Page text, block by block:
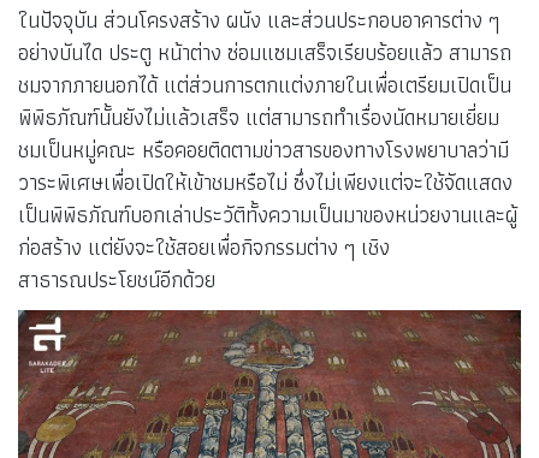
ในปัจจุบัน ส่วนโครงสร้าง ผนัง และส่วนประกอบอาคารต่าง ๆ
อย่างบันได ประตู หน้าต่าง ซ่อมแซมเสร็จเรียบร้อยแล้ว สามารถ
ชมจากภายนอกได้ แต่ส่วนการตกแต่งภายในเพื่อเตรียมเปิดเป็น
พิพิธภัณฑ์นั้นยังไม่แล้วเสร็จ แต่สามารถทำเรื่องนัดหมายเยี่ยม
ชมเป็นหมู่คณะ หรือคอยติดตามข่าวสารของทางโรงพยาบาลว่ามี
วาระพิเศษเพื่อเปิดให้เข้าชมหรือไม่ ซึ่งไม่เพียงแต่จะใช้จัดแสดง
เป็นพิพิธภัณฑ์บอกเล่าประวัติทั้งความเป็นมาของหน่วยงานและผู้
ก่อสร้าง แต่ยังจะใช้สอยเพื่อกิจกรรมต่าง ๆ เชิง
สาธารณประโยชน์อีกด้วย